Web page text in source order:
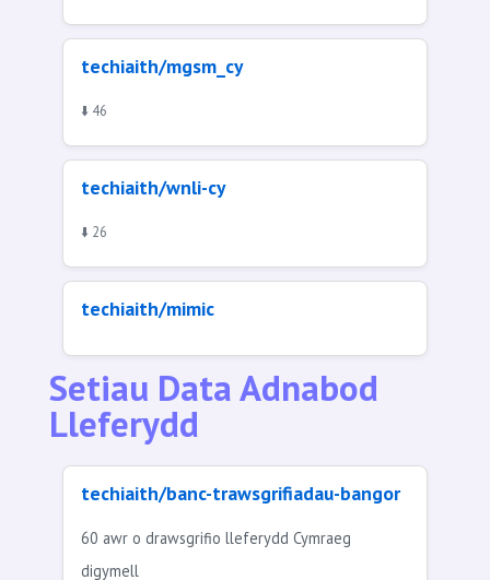
techiaith/mgsm_cy
⬇️ 46
techiaith/wnli-cy
⬇️ 26
techiaith/mimic
Setiau Data Adnabod
Lleferydd
techiaith/banc-trawsgrifiadau-bangor
60 awr o drawsgrifio lleferydd Cymraeg
digymell